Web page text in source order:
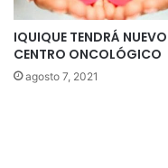
IQUIQUE TENDRÁ NUEVO
CENTRO ONCOLÓGICO
agosto 7, 2021